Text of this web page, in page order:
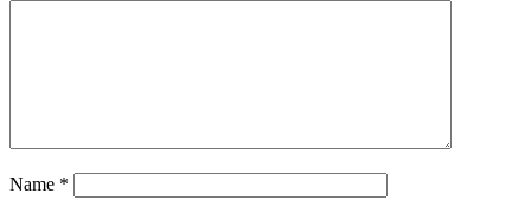
Name *